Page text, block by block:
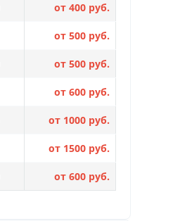
от 400 руб.
от 500 руб.
от 500 руб.
от 600 руб.
от 1000 руб.
от 1500 руб.
от 600 руб.